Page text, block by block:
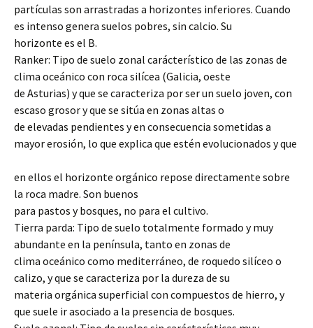
partículas son arrastradas a horizontes inferiores. Cuando
es intenso genera suelos pobres, sin calcio. Su
horizonte es el B.
Ranker: Tipo de suelo zonal carácterístico de las zonas de
clima oceánico con roca silícea (Galicia, oeste
de Asturias) y que se caracteriza por ser un suelo joven, con
escaso grosor y que se sitúa en zonas altas o
de elevadas pendientes y en consecuencia sometidas a
mayor erosión, lo que explica que estén evolucionados y que
en ellos el horizonte orgánico repose directamente sobre
la roca madre. Son buenos
para pastos y bosques, no para el cultivo.
Tierra parda: Tipo de suelo totalmente formado y muy
abundante en la península, tanto en zonas de
clima oceánico como mediterráneo, de roquedo silíceo o
calizo, y que se caracteriza por la dureza de su
materia orgánica superficial con compuestos de hierro, y
que suele ir asociado a la presencia de bosques.